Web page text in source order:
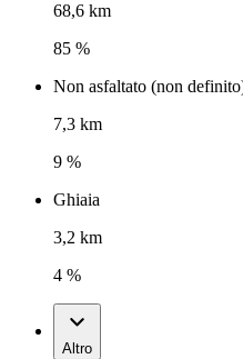
68,6 km
85 %
Non asfaltato (non
7,3 km
9 %
Ghiaia
3,2 km
4 %
Altro